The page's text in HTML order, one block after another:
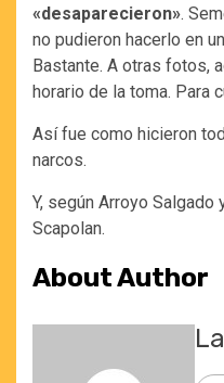
«desaparecieron».
no pudieron hacerlo en
Bastante. A otras fotos,
horario de la toma. Para
Así fue como hicieron
narcos.
Y, según Arroyo
Scapolan.
About Author